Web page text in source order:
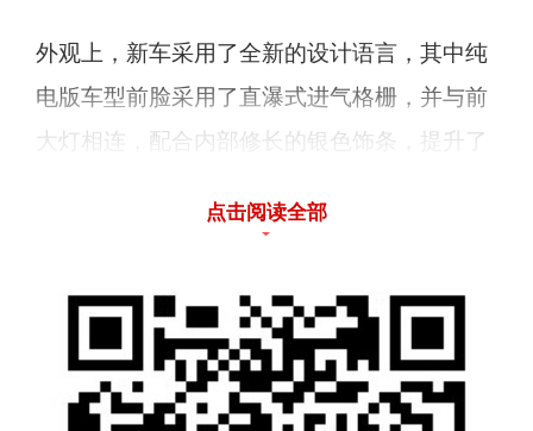
外观上，新车采用了全新的设计语言，其中纯
电版车型前脸采用了直瀑式进气格栅，并与前
大灯相连，配合内部修长的银色饰条，提升了
式”进气格栅，整体给人强烈的视觉冲击。此
伸到了雾灯处，并形成C字形结构，结合保险
杠两侧夸张的导气口，使得前脸看上去非常霸
气。
点击阅读全部